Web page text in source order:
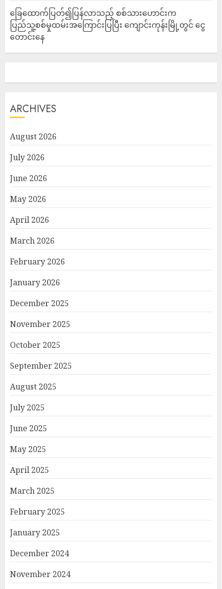
ခြေထောက်ပြတ်၍ပြန်လာသည့် စစ်သားဟောင်းက
ပြည်သူ့စစ်မှုထမ်းအကြောင်းပြပြီး ကျောင်းကုန်းမြို့တွင် ငွေ
တောင်းနေ
ARCHIVES
August 2026
July 2026
June 2026
May 2026
April 2026
March 2026
February 2026
January 2026
December 2025
November 2025
October 2025
September 2025
August 2025
July 2025
June 2025
May 2025
April 2025
March 2025
February 2025
January 2025
December 2024
November 2024